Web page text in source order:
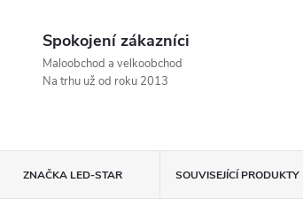
Spokojení zákazníci
Maloobchod a velkoobchod
Na trhu už od roku 2013
ZNAČKA LED-STAR SOUVISEJÍCÍ PRODUKTY